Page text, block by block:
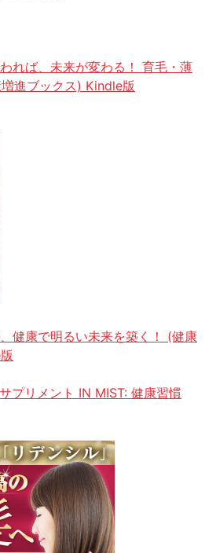
れば、未来が変わる！ 育毛・薄
進ブックス) Kindle版
健康で明るい未来を築く！ (健康
プリメント IN MIST: 健康習慣